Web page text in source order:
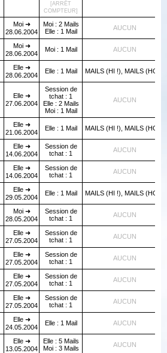
[ARRÊT
COMPTEUR]
Moi ➜
28.06.2004
Moi : 2 Mails
Elle : 1 Mail
AUCUN
Moi ➜
28.06.2004
Moi : 1 Mail AUCUN
Elle ➜
28.06.2004
Elle : 1 Mail MAILS (HI !), MAILS (HO !)
Elle ➜
27.06.2004
Session de
tchat : 1
Elle : 2 Mails
Moi : 1 Mail
AUCUN
Elle ➜
21.06.2004
Elle : 1 Mail MAILS (HI !), MAILS (HO !)
Elle ➜
14.06.2004
Session de
tchat : 1
AUCUN
Elle ➜
14.06.2004
Session de
tchat : 1
AUCUN
Elle ➜
29.05.2004
Elle : 1 Mail MAILS (HI !), MAILS (HO !)
Moi ➜
28.05.2004
Session de
tchat : 1
AUCUN
Elle ➜
27.05.2004
Session de
tchat : 1
AUCUN
Elle ➜
27.05.2004
Session de
tchat : 1
AUCUN
Elle ➜
27.05.2004
Session de
tchat : 1
AUCUN
Elle ➜
27.05.2004
Session de
tchat : 1
AUCUN
Elle ➜
24.05.2004
Elle : 1 Mail AUCUN
Elle ➜
13.05.2004
Elle : 5 Mails
Moi : 3 Mails
AUCUN